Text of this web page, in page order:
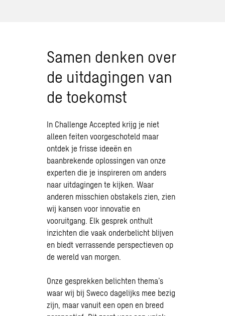
Samen denken over
de uitdagingen van
de toekomst
In Challenge Accepted krijg je niet
alleen feiten voorgeschoteld maar
ontdek je frisse ideeën en
baanbrekende oplossingen van onze
experten die je inspireren om anders
naar uitdagingen te kijken. Waar
anderen misschien obstakels zien, zien
wij kansen voor innovatie en
vooruitgang. Elk gesprek onthult
inzichten die vaak onderbelicht blijven
en biedt verrassende perspectieven op
de wereld van morgen.
Onze gesprekken belichten thema’s
waar wij bij Sweco dagelijks mee bezig
zijn, maar vanuit een open en breed